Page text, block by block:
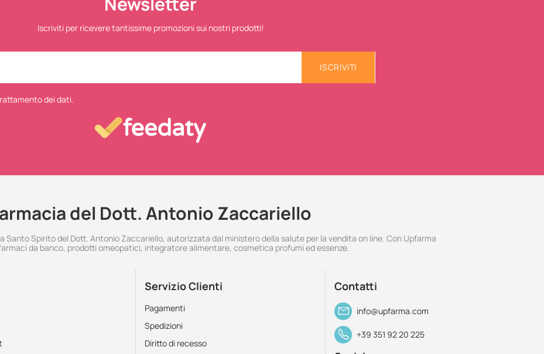
Iscriviti per ricevere tantissime promozioni sui nostri prodotti!
ISCRIVITI
dei dati.
del Dott. Antonio Zaccariello
Santo Spirito del Dott. Antonio Zaccariello, autorizzata dal ministero della salute per la vendita on line. Con Upfarma
da banco, prodotti omeopatici, integratore alimentare, cosmetica profumi ed essenze.
Servizio Clienti
Pagamenti
Spedizioni
Diritto di recesso
Contatti
info@upfarma.com
+39 351 92 20 225